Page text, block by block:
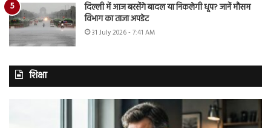
दिल्ली में आज बरसेंगे बादल या निकलेगी धूप? जानें मौसम
विभाग का ताजा अपडेट
31 July 2026 - 7:41 AM
शिक्षा